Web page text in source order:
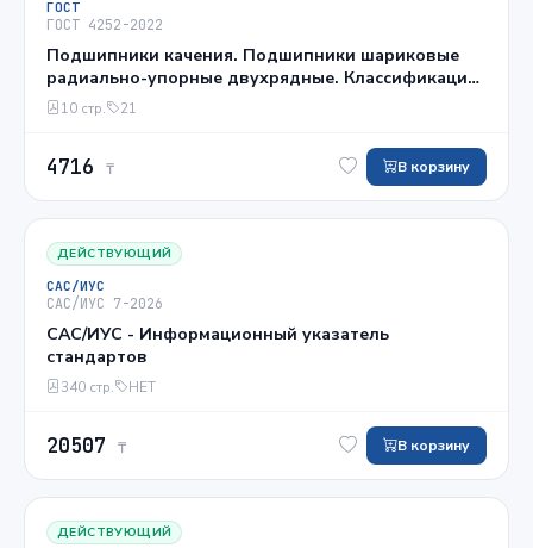
ГОСТ
ГОСТ 4252-2022
Подшипники качения. Подшипники шариковые
радиально-упорные двухрядные. Классификация,
указания по применению и эксплуатации
10 стр. 21
4716 ₸ В корзину
ДЕЙСТВУЮЩИЙ
САС/ИУС
САС/ИУС 7-2026
САС/ИУС - Информационный указатель
стандартов
340 стр. НЕТ
20507 ₸ В корзину
ДЕЙСТВУЮЩИЙ